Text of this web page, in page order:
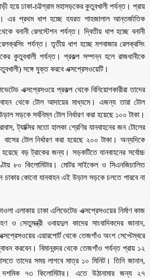
হয়ে ঢাকা-চট্টগ্রাম মহাসড়কের কুতুবখালী পর্যন্ত। প্রায়
এর প্রথম ধাপ হচ্ছে হযরত শাহজালাল আন্তর্জাতিক
থেকে বনানী রেলস্টেশন পর্যন্ত। দ্বিতীয় ধাপ হচ্ছে বনানী
পর্যন্ত। তৃতীয় ধাপ হচ্ছে মগবাজার রেলক্রসিং
কুতুবখালী পর্যন্ত। প্রকল্প সম্পন্ন হলে রাজধানীকে
সঙ্গে যুক্ত করবে এক্সপ্রেসওয়েটি।
এক্সপ্রেসওয়ে প্রকল্প থেকে বিনিয়োগকারীরা তাদের
থেকে টোল আদায়ের মাধ্যমে। এজন্য তারা টোল
সড়কে সর্বনিম্ন টোল নির্ধারণ করা হয়েছে ১০০ টাকা।
ট্যাক্সির মতো হালকা শ্রেণির যানবাহনের জন টোলের
বাসের টোল নির্ধারণ করা হয়েছে ২০০ টাকা। অন্যদিকে
হয়েছে বড় ট্রাকের জন্য। সড়কটিতে যানবাহনের সর্বোচ্চ
৮০ কিলোমিটার। মোটর সাইকেল ও সিএনজিচালিত
কোনো যানবাহন এই উড়াল সড়কে চলতে পারবে না
এলাকায় ঢাকা এলিভেটেড এক্সপ্রেসওয়ের নির্মাণ কাজ
ও সেতুমন্ত্রী ওবায়দুল কাদের সাংবাদিকদের জানান,
এক্সপ্রেসওয়ের এয়ারপোর্ট থেকে তেজগাঁও অংশ সেপ্টেম্বরে
করবেন। বিমানবন্দর থেকে তেজগাঁও পর্যন্ত প্রায় ১২
তাদের সময় লাগবে মাত্র ১০ মিনিট। তিনি জানান,
দশমিক ৭৩ কিলোমিটার। এতে উঠানামার জন্য ২৭